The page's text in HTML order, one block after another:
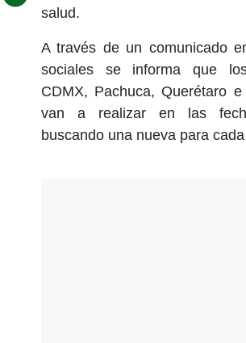
salud.
A través de un comunicado
sociales se informa que
CDMX, Pachuca, Querétaro
van a realizar en las
buscando una nueva para